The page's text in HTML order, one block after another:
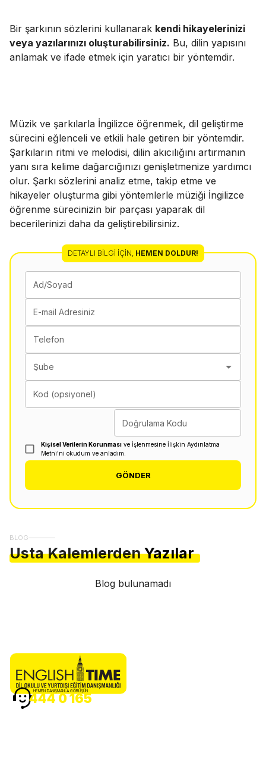
Bir şarkının sözlerini kullanarak kendi hikayelerinizi
veya yazılarınızı oluşturabilirsiniz. Bu, dilin yapısını
anlamak ve ifade etmek için yaratıcı bir yöntemdir.
Müzik ve şarkılarla İngilizce öğrenmek, dil geliştirme
sürecini eğlenceli ve etkili hale getiren bir yöntemdir.
Şarkıların ritmi ve melodisi, dilin akıcılığını artırmanın
yanı sıra kelime dağarcığınızı genişletmenize yardımcı
olur. Şarkı sözlerini analiz etme, takip etme ve
hikayeler oluşturma gibi yöntemlerle müziği İngilizce
öğrenme sürecinizin bir parçası yaparak dil
becerilerinizi daha da geliştirebilirsiniz.
DETAYLI BILGI İÇIN, HEMEN DOLDUR!
Ad/Soyad
E-mail Adresiniz
Telefon
Şube
Kod (opsiyonel)
Doğrulama Kodu
Kişisel Verilerin Korunması ve İşlenmesine İlişkin Aydınlatma
Metni'ni okudum ve anladım.
GÖNDER
BLOG
Usta Kalemlerden Yazılar
Blog bulunamadı
HEMEN DANIŞMANLA GÖRÜŞÜN
444 0 165